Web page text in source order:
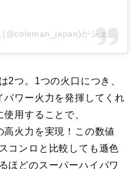
2つ。1つの火口につき、
パワー火力を発揮してくれ
用することで、
高火力を実現！この数値
コンロと比較しても遜色
ほどのスーパーハイパワ